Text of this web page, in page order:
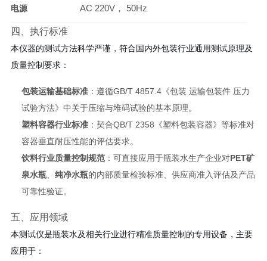
电源 AC 220V， 50Hz
四、执行标准
本仪器的测试方法科学严谨，符合国内外包装行业通用测试原理及
质量控制要求：
包装运输基础标准：遵循GB/T 4857.4《包装 运输包装件 压力
试验方法》中关于压缩与堆码试验的基本原理。
塑料容器行业标准：契合QB/T 2358《塑料包装容器》等标准对
容器垂直耐压性能的评估要求。
饮料行业质量控制规范：可直接应用于瓶装水生产企业对PET矿
泉水瓶、 纯净水瓶的内部质量检验标准、供应商准入评估及产品
可靠性验证。
五、应用领域
本测试仪是瓶装水及相关行业进行精准质量控制的专用设备，主要
应用于：